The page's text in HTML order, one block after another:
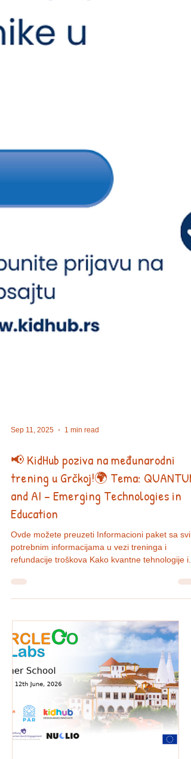
📢 KidHub poziva na međunarodni
trening u Grčkoj!🌍 Tema: QUANTUM
and AI – Emerging Technologies in
Education
Ovde možete preuzeti Informacioni paket sa
refundacije troškova Kako kvantne tehnologije i...